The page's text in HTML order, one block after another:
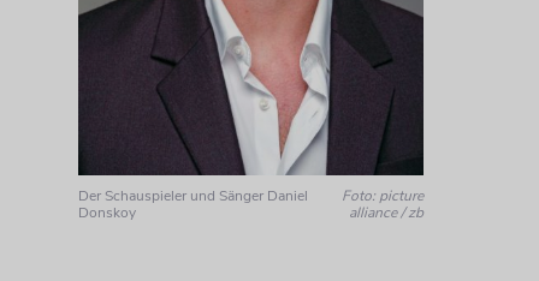
Der Schauspieler und Sänger Daniel
Donskoy
Foto: picture
alliance / zb